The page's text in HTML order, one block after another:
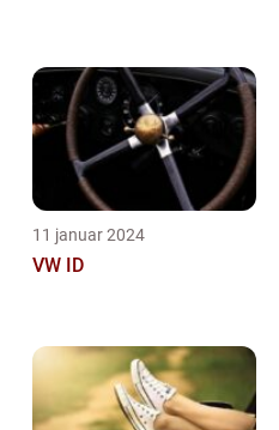
11 januar 2024
VW ID